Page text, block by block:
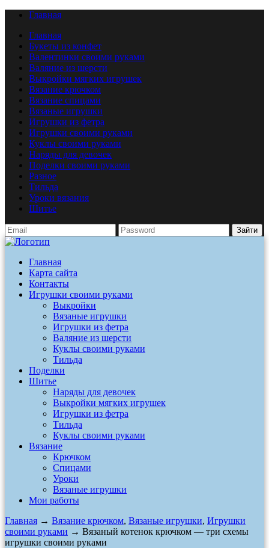
Главная
Главная
Букеты из конфет
Валентинки своими руками
Валяние из шерсти
Выкройки мягких игрушек
Вязание крючком
Вязание спицами
Вязаные игрушки
Игрушки из фетра
Игрушки своими руками
Куклы своими руками
Наряды для девочек
Поделки своими руками
Разное
Тильда
Уроки вязания
Шитье
Зайти
Главная
Карта сайта
Контакты
Игрушки своими руками
Выкройки
Вязаные игрушки
Игрушки из фетра
Валяние из шерсти
Куклы своими руками
Тильда
Поделки
Шитье
Наряды для девочек
Выкройки мягких игрушек
Игрушки из фетра
Тильда
Куклы своими руками
Вязание
Крючком
Спицами
Уроки
Вязаные игрушки
Мои работы
Главная → Вязание крючком, Вязаные игрушки, Игрушки
своими руками → Вязаный котенок крючком — три схемы
игрушки своими руками